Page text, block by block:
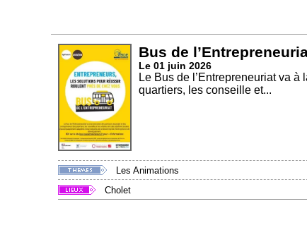
Bus de
Le 01 juin 2026
Le Bus de l’Entrepreneuriat va
quartiers, les conseille et...
Les Animations
Cholet